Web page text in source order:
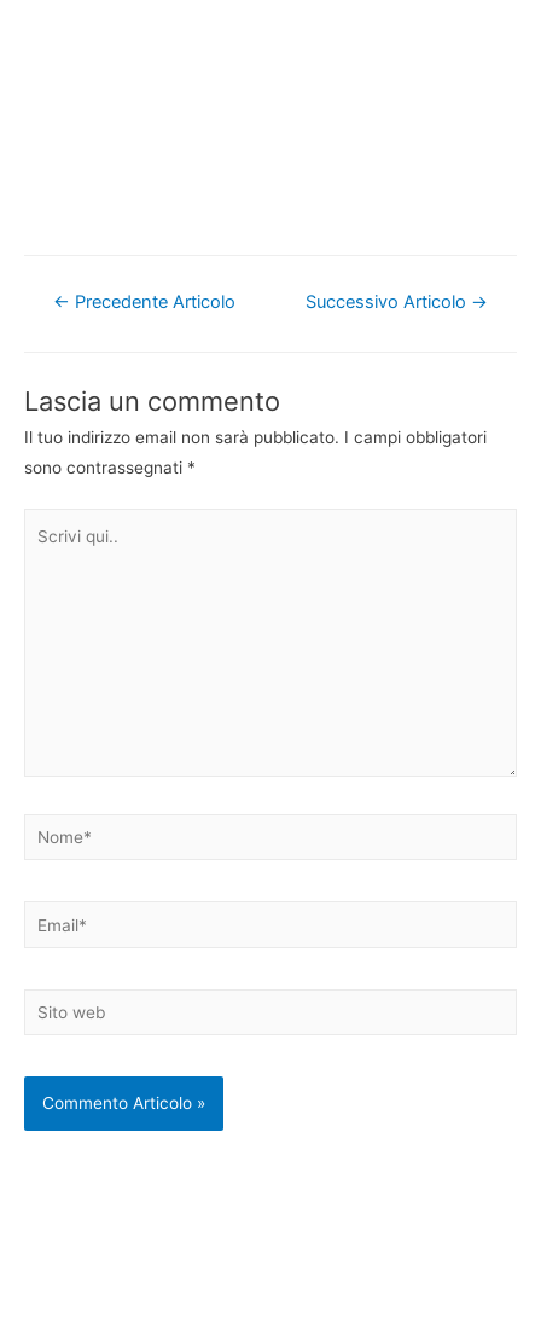
Navigazione
← Precedente Articolo Successivo Articolo →
Lascia un commento
Il tuo indirizzo email non sarà pubblicato. I campi obbligatori
sono contrassegnati *
Nome*
Email*
Sito